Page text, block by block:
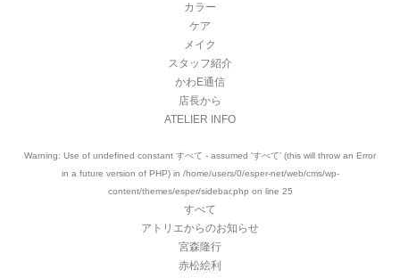
カラー
ケア
メイク
スタッフ紹介
かわE通信
店長から
ATELIER INFO
Warning: Use of undefined constant すべて - assumed 'すべて' (this will throw an Error
in a future version of PHP) in /home/users/0/esper-net/web/cms/wp-
content/themes/esper/sidebar.php on line 25
すべて
アトリエからのお知らせ
宮森隆行
赤松絵利